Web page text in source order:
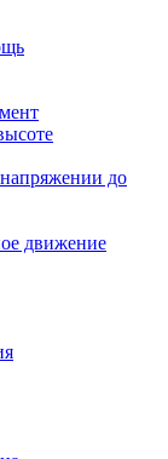
до
движение